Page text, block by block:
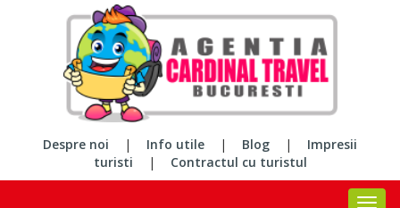
Despre noi | Info utile | Blog |
Impresii
turisti
| Contractul cu turistul